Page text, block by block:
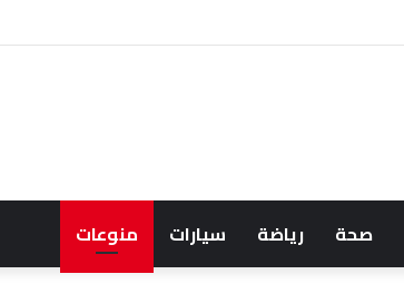
صحة رياضة سيارات منوعات